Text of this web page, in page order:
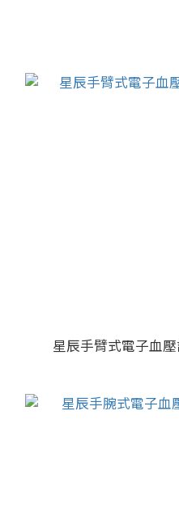
星辰手臂式電子血